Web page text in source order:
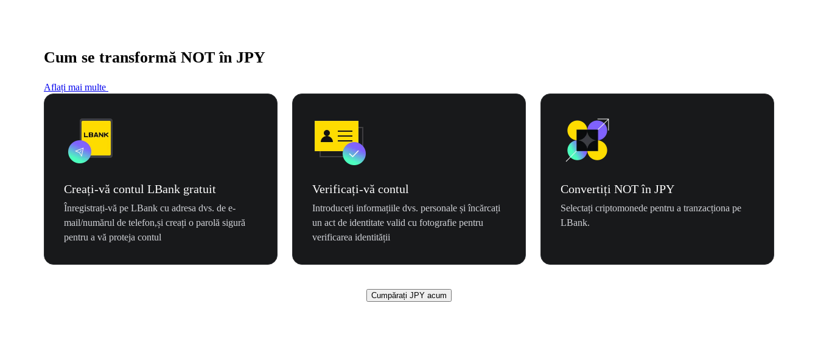
Cum se transformă NOT în JPY
Aflați mai multe
Creați-vă contul LBank gratuit
Înregistrați-vă pe LBank cu adresa dvs. de e-
mail/numărul de telefon,și creați o parolă sigură
pentru a vă proteja contul
Verificați-vă contul
Introduceți informațiile dvs. personale și încărcați
un act de identitate valid cu fotografie pentru
verificarea identității
Convertiți NOT în JPY
Selectați criptomonede pentru a tranzacționa pe
LBank.
Cumpărați JPY acum